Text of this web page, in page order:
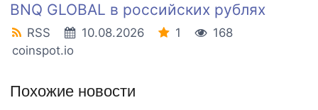
BNQ GLOBAL в российских рублях
RSS 10.08.2026 1
168
coinspot.io
Похожие новости